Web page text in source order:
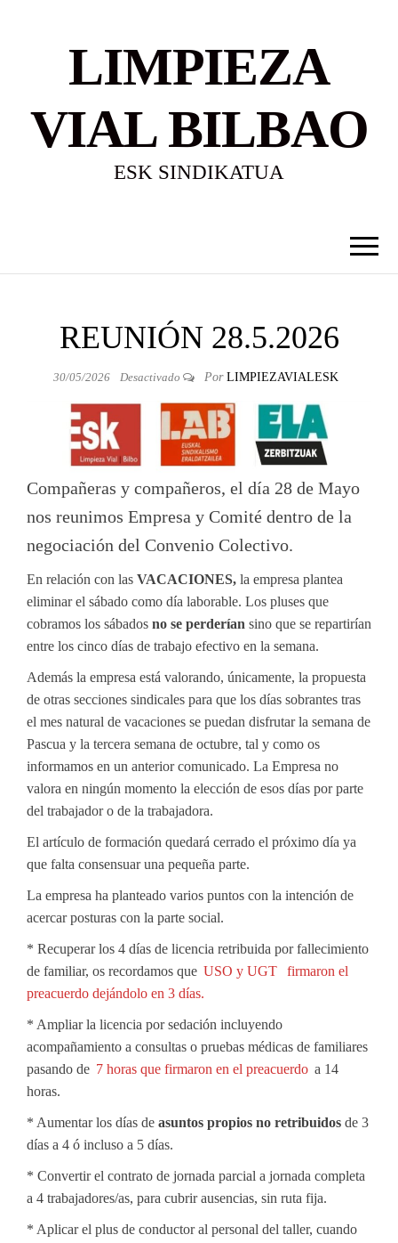
LIMPIEZA
VIAL BILBAO
ESK SINDIKATUA
REUNIÓN 28.5.2026
30/05/2026 Desactivado Por LIMPIEZAVIALESK
Compañeras y compañeros, el día 28 de Mayo
nos reunimos Empresa y Comité dentro de la
negociación del Convenio Colectivo.
En relación con las VACACIONES, la empresa plantea
eliminar el sábado como día laborable. Los pluses que
cobramos los sábados no se perderían sino que se repartirían
entre los cinco días de trabajo efectivo en la semana.
Además la empresa está valorando, únicamente, la propuesta
de otras secciones sindicales para que los días sobrantes tras
el mes natural de vacaciones se puedan disfrutar la semana de
Pascua y la tercera semana de octubre, tal y como os
informamos en un anterior comunicado. La Empresa no
valora en ningún momento la elección de esos días por parte
del trabajador o de la trabajadora.
El artículo de formación quedará cerrado el próximo día ya
que falta consensuar una pequeña parte.
La empresa ha planteado varios puntos con la intención de
acercar posturas con la parte social.
* Recuperar los 4 días de licencia retribuida por fallecimiento
de familiar, os recordamos que USO y UGT
firmaron el
preacuerdo dejándolo en 3 días.
* Ampliar la licencia por sedación incluyendo
acompañamiento a consultas o pruebas médicas de familiares
pasando de 7 horas que firmaron en el preacuerdo a 14
horas.
* Aumentar los días de asuntos propios no retribuidos de 3
días a 4 ó incluso a 5 días.
* Convertir el contrato de jornada parcial a jornada completa
a 4 trabajadores/as, para cubrir ausencias, sin ruta fija.
* Aplicar el plus de conductor al personal del taller, cuando